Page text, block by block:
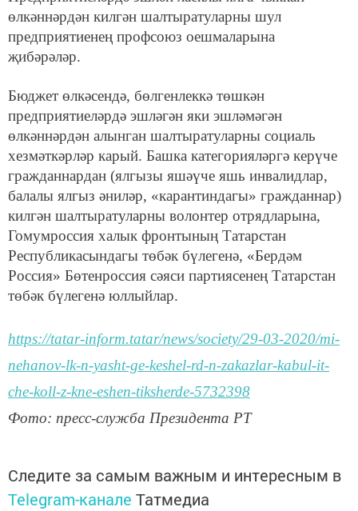
өлкәннәрдән килгән шалтыратуларны шул
предприятиенең профсоюз оешмаларына
җибәрәләр.
Бюджет өлкәсендә, бөлгенлеккә төшкән
предприятиеләрдә эшләгән яки эшләмәгән
өлкәннәрдән алынган шалтыратуларны социаль
хезмәткәрләр карый. Башка категорияләргә керүче
гражданнардан (ялгызы яшәүче яшь инвалидлар,
балалы ялгыз әниләр, «карантиндагы» гражданнар)
килгән шалтыратуларны волонтер отрядларына,
Гомумроссия халык фронтының Татарстан
Республикасындагы төбәк бүлегенә, «Бердәм
Россия» Бөтенроссия сәяси партиясенең Татарстан
төбәк бүлегенә юллыйлар.
https://tatar-inform.tatar/news/society/29-03-2020/mi-
nehanov-lk-n-yasht-ge-keshel-rd-n-zakazlar-kabul-it-
che-koll-z-kne-eshen-tiksherde-5732398
Фото: пресс-служба Президента РТ
Следите за самым важным и интересным в
Telegram-канале Татмедиа